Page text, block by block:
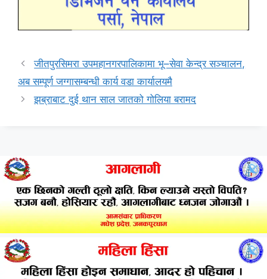
जीतपुरसिमरा उपमहानगरपालिकामा भू–सेवा केन्द्र सञ्चालन,
अब सम्पूर्ण जग्गासम्बन्धी कार्य वडा कार्यालयमै
झब्राबाट दुई थान साल जातको गोलिया बरामद